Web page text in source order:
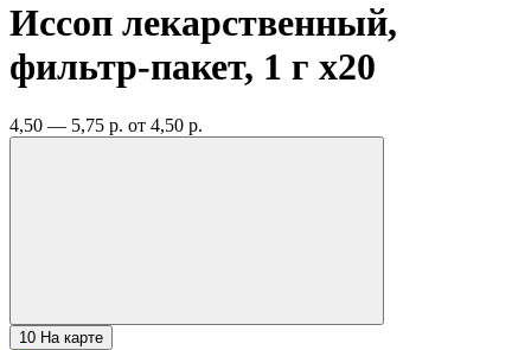
Иссоп лекарственный,
фильтр-пакет, 1 г x20
4,50 — 5,75 р. от 4,50 р.
10 На карте